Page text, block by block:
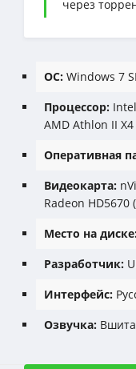
через
ОС: Windows 7
Процессор:
AMD Athlon II X4
Оперативная
Видеокарта:
Radeon HD5670
Место на
Разработчик:
Интерфейс:
Озвучка: